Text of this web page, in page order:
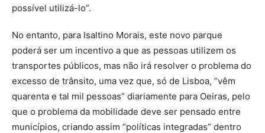
possível utilizá-lo”.
No entanto, para Isaltino Morais, este novo parque
poderá ser um incentivo a que as pessoas utilizem os
transportes públicos, mas não irá resolver o problema do
excesso de trânsito, uma vez que, só de Lisboa, “vêm
quarenta e tal mil pessoas” diariamente para Oeiras, pelo
que o problema da mobilidade deve ser pensado entre
municípios, criando assim “políticas integradas” dentro